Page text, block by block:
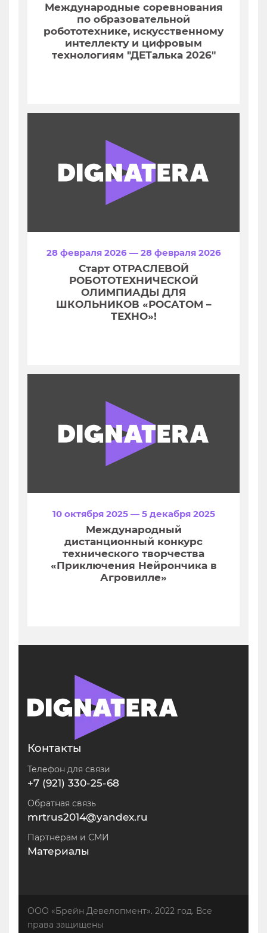
Международные соревнования
по образовательной
робототехнике, искусственному
интеллекту и цифровым
технологиям "ДЕТалька 2026"
28 февраля 2026 — 28 февраля 2026
Старт ОТРАСЛЕВОЙ
РОБОТОТЕХНИЧЕСКОЙ
ОЛИМПИАДЫ ДЛЯ
ШКОЛЬНИКОВ «РОСАТОМ –
ТЕХНО»!
10 октября 2025 — 5 декабря 2025
Международный
дистанционный конкурс
технического творчества
«Приключения Нейрончика в
Агровилле»
Контакты
Телефон для связи
+7 (921) 330-25-68
Обратная связь
mrtrus2014@yandex.ru
Партнерам и СМИ
Материалы
ООО «Брейн Девелопмент». 2022 год. Все
права защищены